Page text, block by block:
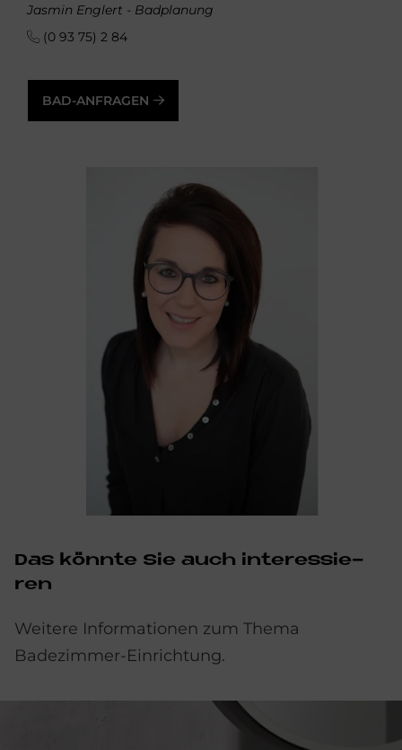
Jasmin Englert - Badplanung
(0 93 75) 2 84
BAD-ANFRAGEN
Das könn­te Sie auch in­ter­es­sie­
ren
Weitere Informationen zum Thema
Badezimmer-Einrichtung.